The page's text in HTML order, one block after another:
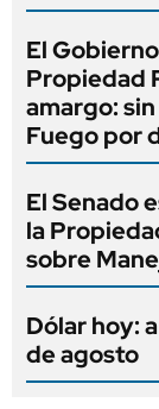
El
Propiedad
amargo:
Fuego por
El Senado
la
sobre
Dólar hoy:
de agosto